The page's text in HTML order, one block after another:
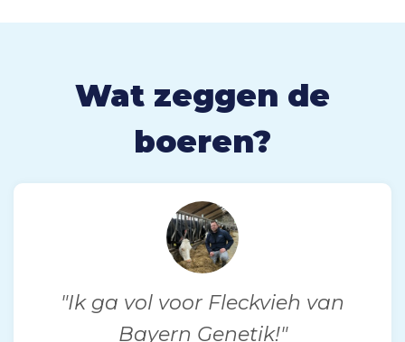
Wat zeggen de
boeren?
"Ik ga vol voor Fleckvieh van
Bayern Genetik!"